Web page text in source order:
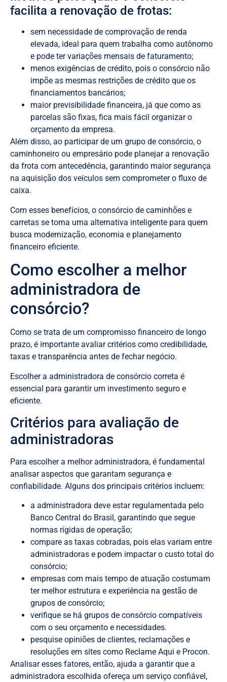
facilita a renovação de frotas:
sem necessidade de comprovação de renda
elevada, ideal para quem trabalha como autônomo
e pode ter variações mensais de faturamento;
menos exigências de crédito, pois o consórcio não
impõe as mesmas restrições de crédito que os
financiamentos bancários;
maior previsibilidade financeira, já que como as
parcelas são fixas, fica mais fácil organizar o
orçamento da empresa.
Além disso, ao participar de um grupo de consórcio, o
caminhoneiro ou empresário pode planejar a renovação
da frota com antecedência, garantindo maior segurança
na aquisição dos veículos sem comprometer o fluxo de
caixa.
Com esses benefícios, o consórcio de caminhões e
carretas se torna uma alternativa inteligente para quem
busca modernização, economia e planejamento
financeiro eficiente.
Como escolher a melhor
administradora de
consórcio?
Como se trata de um compromisso financeiro de longo
prazo, é importante avaliar critérios como credibilidade,
taxas e transparência antes de fechar negócio.
Escolher a administradora de consórcio correta é
essencial para garantir um investimento seguro e
eficiente.
Critérios para avaliação de
administradoras
Para escolher a melhor administradora, é fundamental
analisar aspectos que garantam segurança e
confiabilidade. Alguns dos principais critérios incluem:
a administradora deve estar regulamentada pelo
Banco Central do Brasil, garantindo que segue
normas rígidas de operação;
compare as taxas cobradas, pois elas variam entre
administradoras e podem impactar o custo total do
consórcio;
empresas com mais tempo de atuação costumam
ter melhor estrutura e experiência na gestão de
grupos de consórcio;
verifique se há grupos de consórcio compatíveis
com o seu orçamento e necessidades.
pesquise opiniões de clientes, reclamações e
resoluções em sites como Reclame Aqui e Procon.
Analisar esses fatores, então, ajuda a garantir que a
administradora escolhida ofereça um serviço confiável,